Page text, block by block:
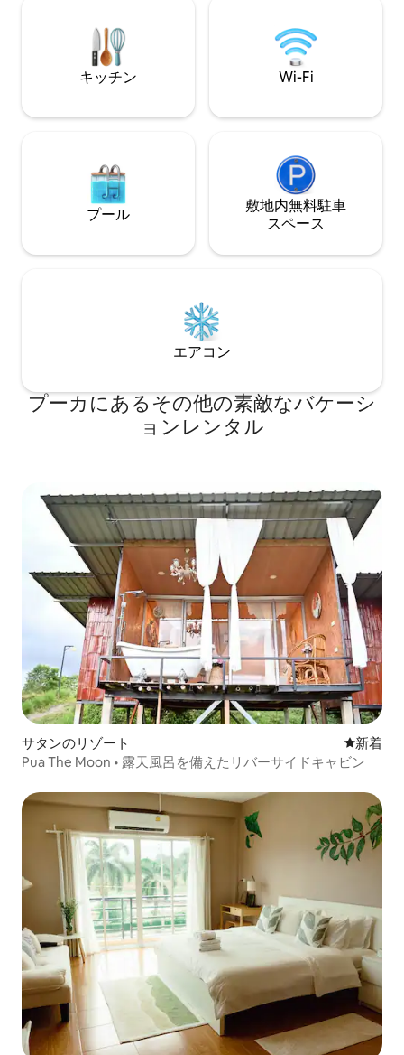
景色を楽しめます。 7.宿泊施設を囲む自
然を満喫できます。 8.朝、家の前で霧に
出会うことができます（天候によって異
利な駐車スペースがあります。
で管理されていま
キッチン Wi-Fi
プール
敷地内無料駐⁠車
ス⁠ペ⁠ー⁠ス
エアコン
プーカにあるその他の素敵なバケーシ
ョンレンタル
サタンのリゾート 新しい宿
新着
Pua The Moon • 露天風呂を備えたリバーサイドキャビン